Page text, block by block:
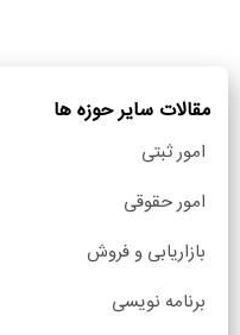
مقالات سایر حوزه ها
امور ثبتی
امور حقوقی
بازاریابی و فروش
برنامه نویسی